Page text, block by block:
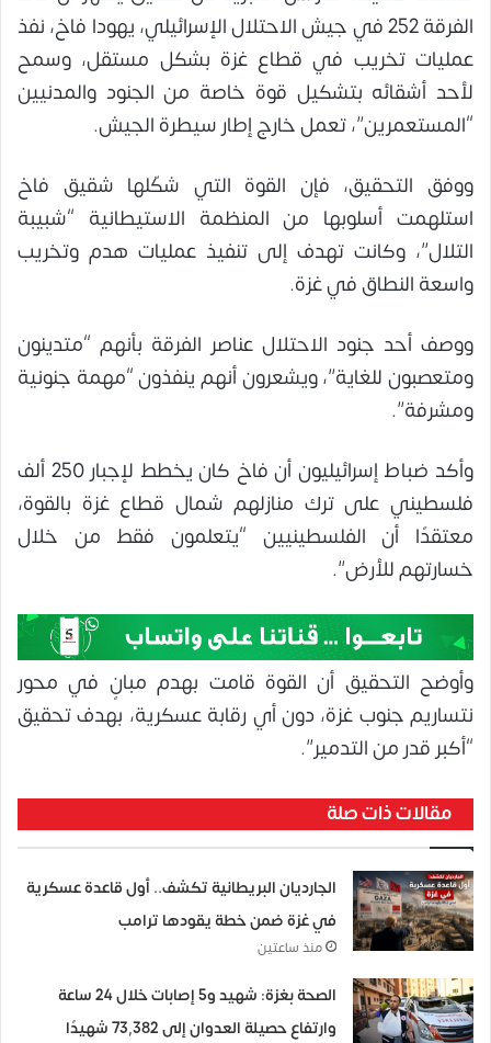
الفرقة 252 في جيش الاحتلال الإسرائيلي، يهودا فاخ، نفذ
عمليات تخريب في قطاع غزة بشكل مستقل، وسمح
لأحد أشقائه بتشكيل قوة خاصة من الجنود والمدنيين
“المستعمرين”، تعمل خارج إطار سيطرة الجيش.
ووفق التحقيق، فإن القوة التي شكّلها شقيق فاخ
استلهمت أسلوبها من المنظمة الاستيطانية “شبيبة
التلال”، وكانت تهدف إلى تنفيذ عمليات هدم وتخريب
واسعة النطاق في غزة.
ووصف أحد جنود الاحتلال عناصر الفرقة بأنهم “متدينون
ومتعصبون للغاية”، ويشعرون أنهم ينفذون “مهمة جنونية
ومشرفة”.
وأكد ضباط إسرائيليون أن فاخ كان يخطط لإجبار 250 ألف
فلسطيني على ترك منازلهم شمال قطاع غزة بالقوة،
معتقدًا أن الفلسطينيين “يتعلمون فقط من خلال
خسارتهم للأرض”.
وأوضح التحقيق أن القوة قامت بهدم مبانٍ في محور
نتساريم جنوب غزة، دون أي رقابة عسكرية، بهدف تحقيق
“أكبر قدر من التدمير”.
مقالات ذات صلة
الجارديان البريطانية تكشف.. أول قاعدة عسكرية
في غزة ضمن خطة يقودها ترامب
منذ ساعتين
الصحة بغزة: شهيد و5 إصابات خلال 24 ساعة
وارتفاع حصيلة العدوان إلى 73,382 شهيدًا